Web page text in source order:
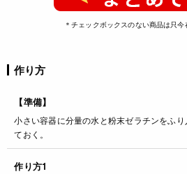
＊チェックボックスのない商品は只今
作り方
【準備】
小さい容器に分量の水と粉末ゼラチンをふ
ておく。
作り方1